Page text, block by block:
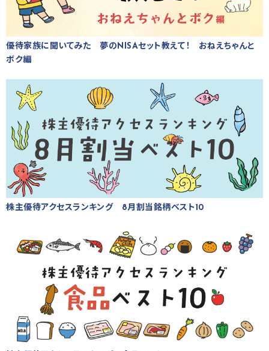
優待家族に聞いてみた 夢のNISAセット教えて！ おねえちゃんと
ボク編
株主優待アクセスランキング 8月割当銘柄ベスト10